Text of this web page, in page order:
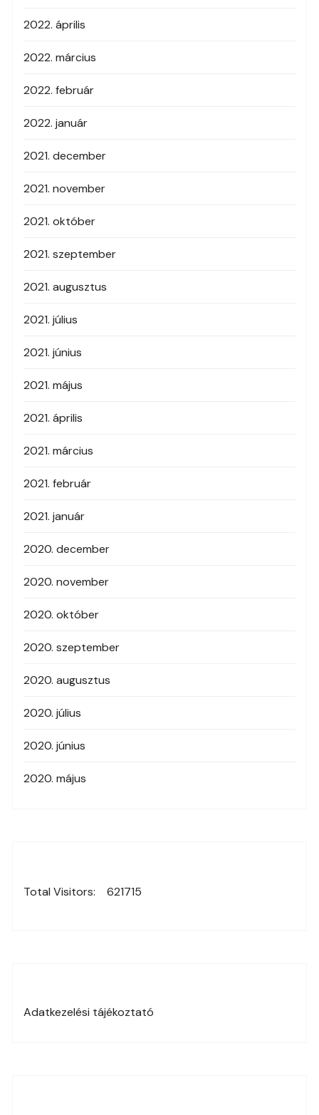
2022. április
2022. március
2022. február
2022. január
2021. december
2021. november
2021. október
2021. szeptember
2021. augusztus
2021. július
2021. június
2021. május
2021. április
2021. március
2021. február
2021. január
2020. december
2020. november
2020. október
2020. szeptember
2020. augusztus
2020. július
2020. június
2020. május
Total Visitors: 621715
Adatkezelési tájékoztató